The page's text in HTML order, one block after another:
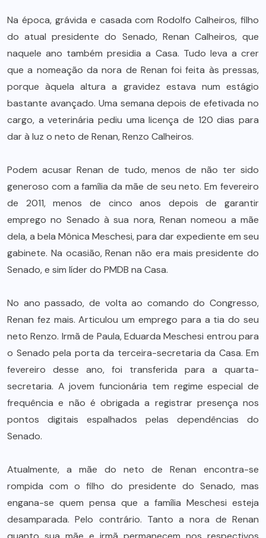
Na época, grávida e casada com Rodolfo Calheiros, filho
do atual presidente do Senado, Renan Calheiros, que
naquele ano também presidia a Casa. Tudo leva a crer
que a nomeação da nora de Renan foi feita às pressas,
porque àquela altura a gravidez estava num estágio
bastante avançado. Uma semana depois de efetivada no
cargo, a veterinária pediu uma licença de 120 dias para
dar à luz o neto de Renan, Renzo Calheiros.
Podem acusar Renan de tudo, menos de não ter sido
generoso com a família da mãe de seu neto. Em fevereiro
de 2011, menos de cinco anos depois de garantir
emprego no Senado à sua nora, Renan nomeou a mãe
dela, a bela Mônica Meschesi, para dar expediente em seu
gabinete. Na ocasião, Renan não era mais presidente do
Senado, e sim líder do PMDB na Casa.
No ano passado, de volta ao comando do Congresso,
Renan fez mais. Articulou um emprego para a tia do seu
neto Renzo. Irmã de Paula, Eduarda Meschesi entrou para
o Senado pela porta da terceira-secretaria da Casa. Em
fevereiro desse ano, foi transferida para a quarta-
secretaria. A jovem funcionária tem regime especial de
frequência e não é obrigada a registrar presença nos
pontos digitais espalhados pelas dependências do
Senado.
Atualmente, a mãe do neto de Renan encontra-se
rompida com o filho do presidente do Senado, mas
engana-se quem pensa que a família Meschesi esteja
desamparada. Pelo contrário. Tanto a nora de Renan